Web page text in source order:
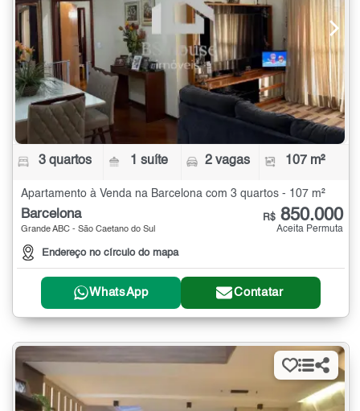
3 quartos 1 suíte 2 vagas 107 m²
Apartamento à Venda na Barcelona com 3 quartos - 107 m²
Barcelona
Grande ABC - São Caetano do Sul
Endereço no círculo do mapa
R$ 850.000
Aceita Permuta
WhatsApp Contatar